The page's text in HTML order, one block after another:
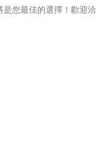
是您最佳的選擇！歡迎洽